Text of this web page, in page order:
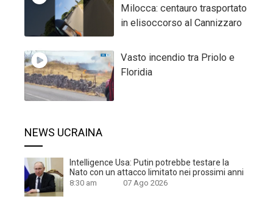
Milocca: centauro trasportato
in elisoccorso al Cannizzaro
Vasto incendio tra Priolo e
Floridia
NEWS UCRAINA
Intelligence Usa: Putin potrebbe testare la
Nato con un attacco limitato nei prossimi anni
8:30 am 07 Ago 2026